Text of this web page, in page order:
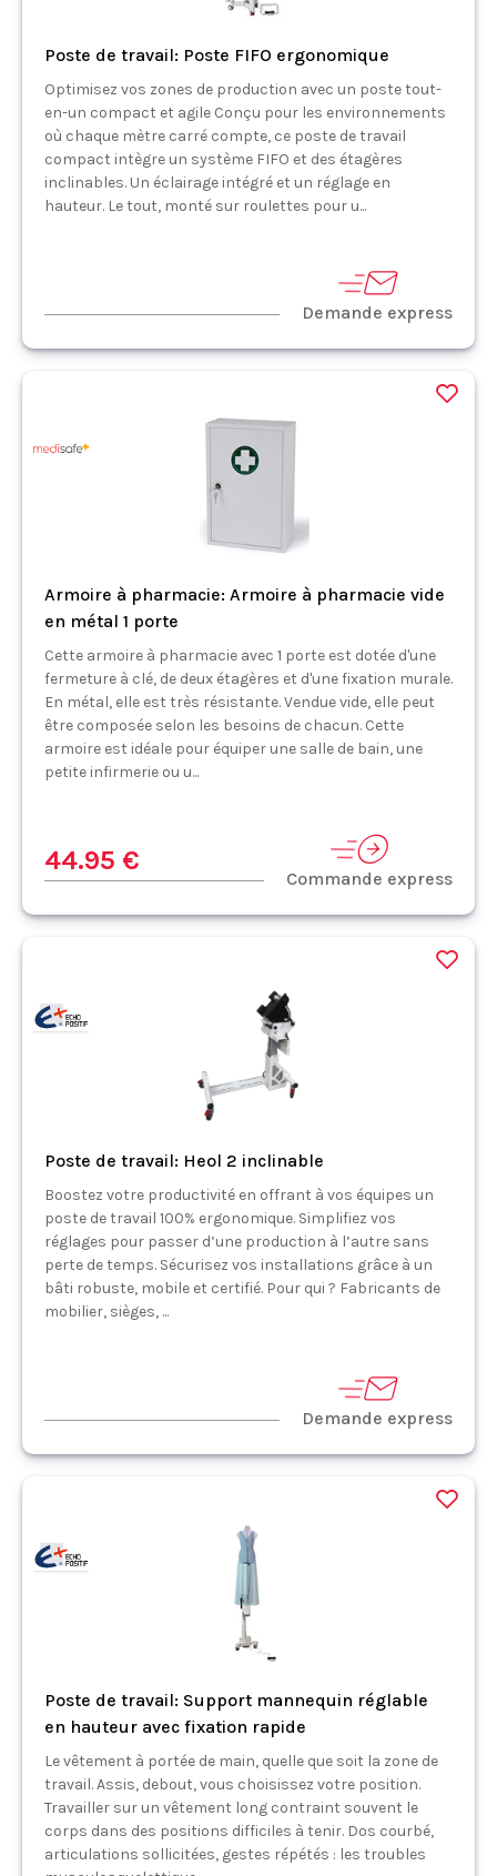
Poste de travail: Poste FIFO ergonomique
Optimisez vos zones de production avec un poste tout-
en-un compact et agile Conçu pour les environnements
où chaque mètre carré compte, ce poste de travail
compact intègre un système FIFO et des étagères
inclinables. Un éclairage intégré et un réglage en
hauteur. Le tout, monté sur roulettes pour u...
Demande express
Armoire à pharmacie: Armoire à pharmacie vide
en métal 1 porte
Cette armoire à pharmacie avec 1 porte est dotée d'une
fermeture à clé, de deux étagères et d'une fixation murale.
En métal, elle est très résistante. Vendue vide, elle peut
être composée selon les besoins de chacun. Cette
armoire est idéale pour équiper une salle de bain, une
petite infirmerie ou u...
44.95 €
Commande express
Poste de travail: Heol 2 inclinable
Boostez votre productivité en offrant à vos équipes un
poste de travail 100% ergonomique. Simplifiez vos
réglages pour passer d’une production à l’autre sans
perte de temps. Sécurisez vos installations grâce à un
bâti robuste, mobile et certifié. Pour qui ? Fabricants de
mobilier, sièges, ...
Demande express
Poste de travail: Support mannequin réglable
en hauteur avec fixation rapide
Le vêtement à portée de main, quelle que soit la zone de
travail. Assis, debout, vous choisissez votre position.
Travailler sur un vêtement long contraint souvent le
corps dans des positions difficiles à tenir. Dos courbé,
articulations sollicitées, gestes répétés : les troubles